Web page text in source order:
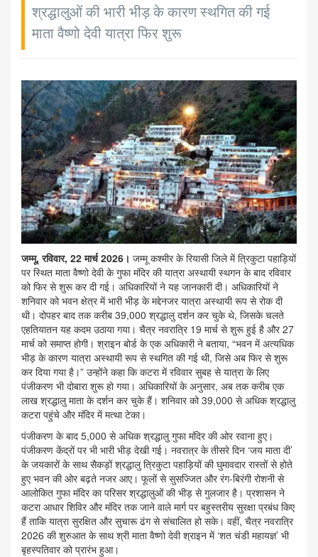
श्रद्धालुओं की भारी भीड़ के कारण स्थगित की गई
माता वैष्णो देवी यात्रा फिर शुरू
जम्मू, रविवार, 22 मार्च 2026। जम्मू कश्मीर के रियासी जिले में त्रिकुटा पहाड़ियों
पर स्थित माता वैष्णो देवी के गुफा मंदिर की यात्रा अस्थायी स्थगन के बाद रविवार
को फिर से शुरू कर दी गई। अधिकारियों ने यह जानकारी दी। अधिकारियों ने
शनिवार को भवन क्षेत्र में भारी भीड़ के मद्देनजर यात्रा अस्थायी रूप से रोक दी
थी। दोपहर बाद तक करीब 39,000 श्रद्धालु दर्शन कर चुके थे, जिसके चलते
एहतियातन यह कदम उठाया गया। चैत्र नवरात्रि 19 मार्च से शुरू हुई है और 27
मार्च को समाप्त होगी। श्राइन बोर्ड के एक अधिकारी ने बताया, “भवन में अत्यधिक
भीड़ के कारण यात्रा अस्थायी रूप से स्थगित की गई थी, जिसे अब फिर से शुरू
कर दिया गया है।” उन्होंने कहा कि कटरा में रविवार सुबह से यात्रा के लिए
पंजीकरण भी दोबारा शुरू हो गया। अधिकारियों के अनुसार, अब तक करीब एक
लाख श्रद्धालु माता के दर्शन कर चुके हैं। शनिवार को 39,000 से अधिक श्रद्धालु
कटरा पहुंचे और मंदिर में मत्था टेका।
पंजीकरण के बाद 5,000 से अधिक श्रद्धालु गुफा मंदिर की ओर रवाना हुए।
पंजीकरण केंद्रों पर भी भारी भीड़ देखी गई। नवरात्र के तीसरे दिन ‘जय माता दी’
के जयकारों के साथ सैकड़ों श्रद्धालु त्रिकुटा पहाड़ियों की घुमावदार रास्तों से होते
हुए भवन की ओर बढ़ते नजर आए। फूलों से सुसज्जित और रंग-बिरंगी रोशनी से
आलोकित गुफा मंदिर का परिसर श्रद्धालुओं की भीड़ से गुलजार है। प्रशासन ने
कटरा आधार शिविर और मंदिर तक जाने वाले मार्ग पर बहुस्तरीय सुरक्षा प्रबंध किए
हैं ताकि यात्रा सुरक्षित और सुचारू ढंग से संचालित हो सके। वहीं, चैत्र नवरात्रि
2026 की शुरुआत के साथ श्री माता वैष्णो देवी श्राइन में ‘शत चंडी महायज्ञ’ भी
बृहस्पतिवार को प्रारंभ हुआ।